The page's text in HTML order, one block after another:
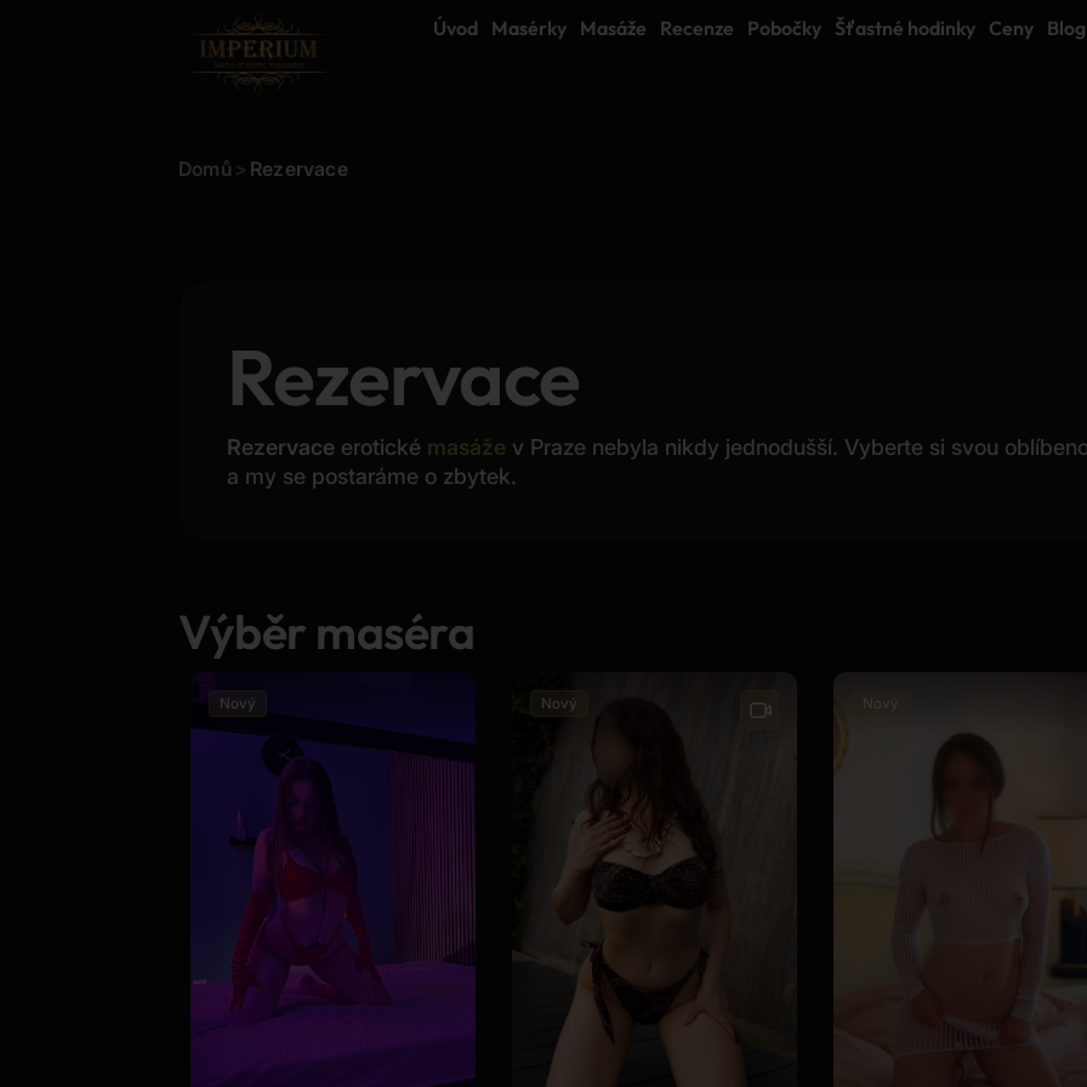
Úvod Masérky Masáže Recenze Pobočky Šťastné hodinky Ceny Blog
Domů > Rezervace
Rezervace
Rezervace erotické masáže v Praze nebyla nikdy jednodušší. Vyberte si svou
a my se postaráme o zbytek.
Výběr maséra
Nový Nový Nový